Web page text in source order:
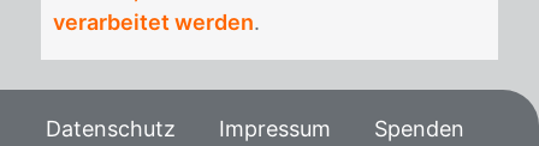
verarbeitet werden.
Datenschutz Impressum Spenden